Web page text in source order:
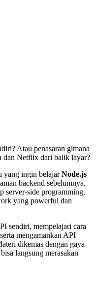
Atau penasaran gimana
dan Netflix dari balik layar?
yang ingin belajarNode.js
backend sebelumnya.
server-side programming,
yang powerful dan
sendiri, mempelajari cara
mengamankan API
dikemas dengan gaya
langsung merasakan